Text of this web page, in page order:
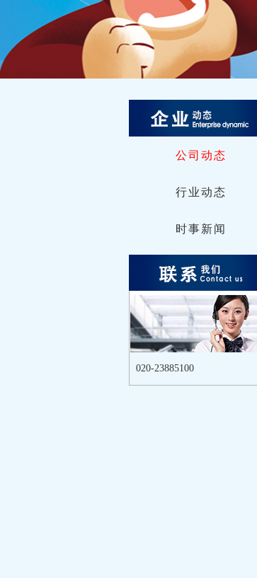
公司动态
行业动态
时事新闻
020-23885100